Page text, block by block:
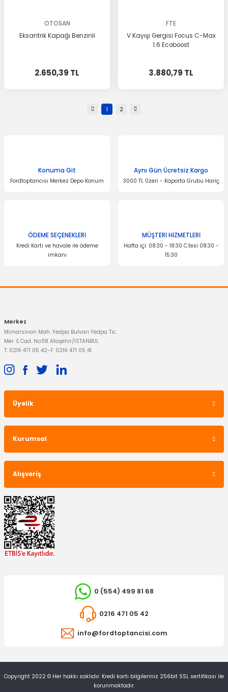
OTOSAN
Eksantrik Kapağı Benzinli
2.650,39 TL
FTE
V Kayışı Gergisi Focus C-Max
1.6 Ecoboost
3.880,79 TL
1 2
Konuma Git
Fordtoptancısı Merkez Depo Konum
Aynı Gün Ücretsiz Kargo
3000 TL Üzeri - Kaporta Grubu Hariç
ÖDEME SEÇENEKLERİ
Kredi Kartı ve havale ile ödeme
imkanı
MÜŞTERİ HİZMETLERİ
Hafta içi: 08:30 - 18:30 C.tesi 08:30 -
15:30
Merkez
Mimarsinan Mah. Yedpa Bulvarı Yedpa Tic.
Mer. E Cad. No:118 Ataşehir/İSTANBUL
T: 0216 471 05 42-F: 0216 471 05 41
Üyelik
Kurumsal
Alışveriş
0 (554) 499 81 68
0216 471 05 42
info@fordtoptancisi.com
Copyright 2022 © Her hakkı saklıdır. Kredi kartı bilgileriniz 256bit SSL sertifikası ile
korunmaktadır.